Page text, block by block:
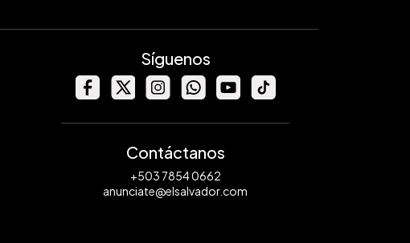
Síguenos
Contáctanos
+503 7854 0662
anunciate@elsalvador.com